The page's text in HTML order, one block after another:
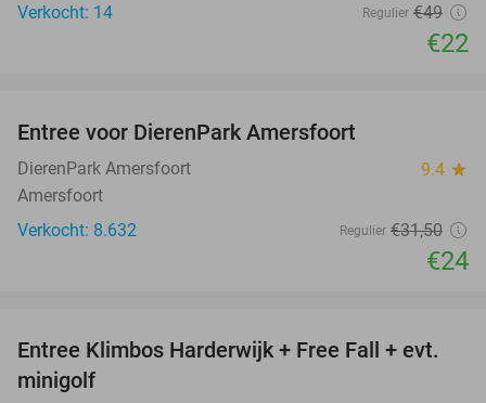
Verkocht: 14
Regulier €49
€22
Entree voor DierenPark Amersfoort
DierenPark Amersfoort 9.4 star
Amersfoort
Verkocht: 8.632
Regulier €31,50
€24
30%
Entree Klimbos Harderwijk + Free Fall + evt.
minigolf